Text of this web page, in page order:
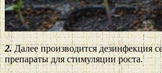
2.Далее производится дезинфекция
препараты для стимуляции роста.